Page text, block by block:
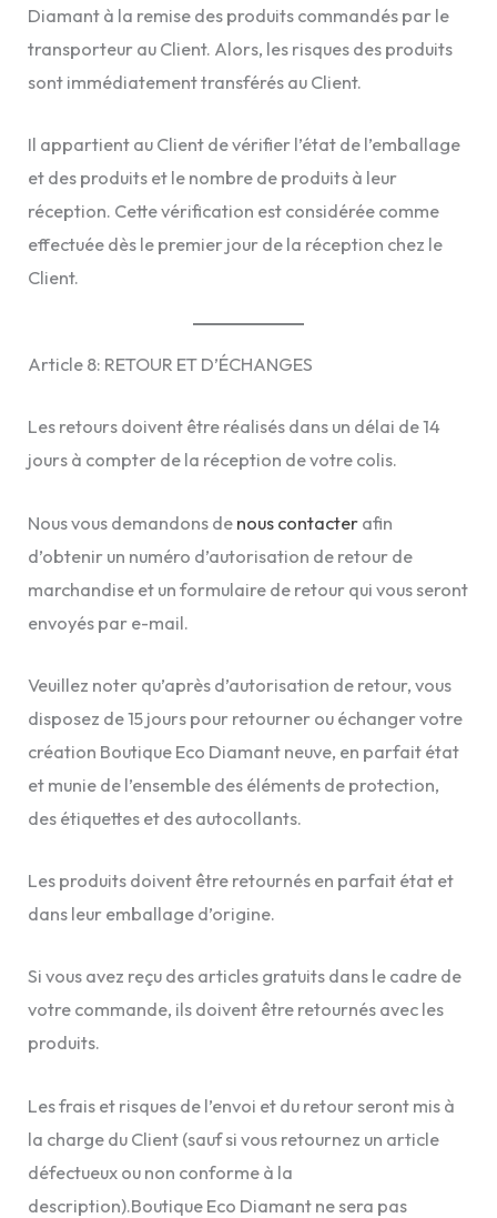
Diamant à la remise des produits commandés par le
transporteur au Client. Alors, les risques des produits
sont immédiatement transférés au Client.
Il appartient au Client de vérifier l’état de l’emballage
et des produits et le nombre de produits à leur
réception. Cette vérification est considérée comme
effectuée dès le premier jour de la réception chez le
Client.
Article 8: RETOUR ET D’ÉCHANGES
Les retours doivent être réalisés dans un délai de 14
jours à compter de la réception de votre colis.
Nous vous demandons de nous contacter afin
d’obtenir un numéro d’autorisation de retour de
marchandise et un formulaire de retour qui vous seront
envoyés par e-mail.
Veuillez noter qu’après d’autorisation de retour, vous
disposez de 15 jours pour retourner ou échanger votre
création Boutique Eco Diamant neuve, en parfait état
et munie de l’ensemble des éléments de protection,
des étiquettes et des autocollants.
Les produits doivent être retournés en parfait état et
dans leur emballage d’origine.
Si vous avez reçu des articles gratuits dans le cadre de
votre commande, ils doivent être retournés avec les
produits.
Les frais et risques de l’envoi et du retour seront mis à
la charge du Client (sauf si vous retournez un article
défectueux ou non conforme à la
description).Boutique Eco Diamant ne sera pas